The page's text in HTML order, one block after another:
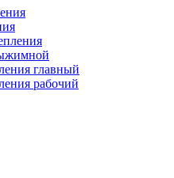
главный
рабочий